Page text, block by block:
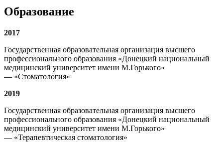
Образование
2017
Государственная образовательная организация высшего
профессионального образования «Донецкий национальный
медицинский университет имени М.Горького»
— «Стоматология»
2019
Государственная образовательная организация высшего
профессионального образования «Донецкий национальный
медицинский университет имени М.Горького»
— «Терапевтическая стоматология»